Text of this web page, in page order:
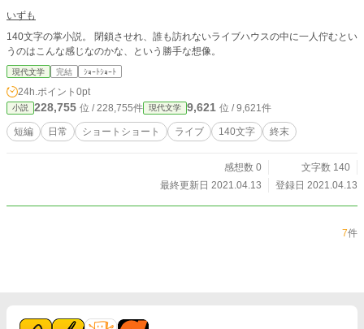
いずも
140文字の掌小説。 閉鎖させれ、誰も訪れないライブハウスの中に一人佇むとい
うのはこんな感じなのかな、という勝手な想像。
現代文学 完結 ｼｮｰﾄｼｮｰﾄ
24h.ポイント 0pt
小説 228,755 位 / 228,755件 現代文学 9,621 位 / 9,621件
短編 日常 ショートショート ライブ 140文字 終末
感想数 0
文字数 140
最終更新日 2021.04.13
登録日 2021.04.13
7件